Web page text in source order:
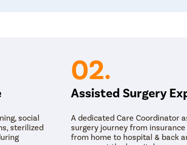
संरेखन दुरुस्त करण्यासाठी डोळ्याच्या स्नायूंचे आणखी समायोजन
social
sterilized
02.
Assisted Surgery
A dedicated Care Coordinator
surgery journey from
from home to hospital & back